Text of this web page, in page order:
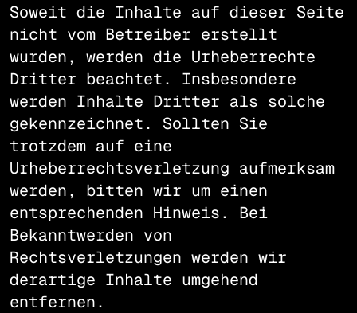
Soweit die Inhalte auf dieser Seite
nicht vom Betreiber erstellt
wurden, werden die Urheberrechte
Dritter beachtet. Insbesondere
werden Inhalte Dritter als solche
gekennzeichnet. Sollten Sie
trotzdem auf eine
Urheberrechtsverletzung aufmerksam
werden, bitten wir um einen
entsprechenden Hinweis. Bei
Bekanntwerden von
Rechtsverletzungen werden wir
derartige Inhalte umgehend
entfernen.